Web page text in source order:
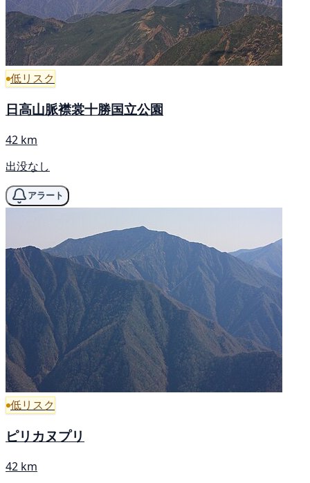
低リスク
日高山脈襟裳十勝国立公園
42 km
出没なし
アラート
低リスク
ピリカヌプリ
42 km